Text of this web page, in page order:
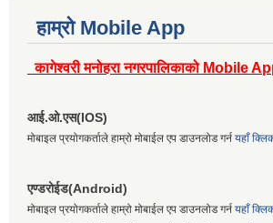
हाम्रो Mobile App
कागेश्वरी मनोहरा नगरपालिकाको Mobile
आई.ओ.एस(IOS)
मोबाइल प्रयोगकर्ताले हाम्रो मोबाईल एप डाउनलोड गर्न यहाँ
एण्डरोईड(Android)
मोबाइल प्रयोगकर्ताले हाम्रो मोबाईल एप डाउनलोड गर्न यहाँ